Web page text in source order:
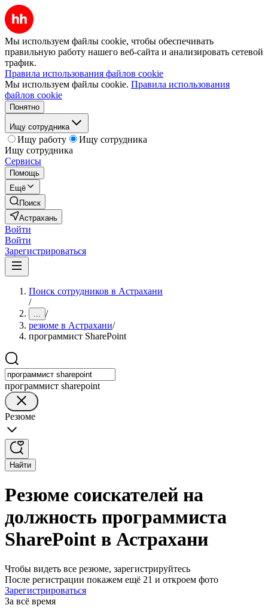
Мы используем файлы cookie, чтобы обеспечивать
правильную работу нашего веб-сайта и анализировать сетевой
трафик.
Правила использования файлов cookie
Мы используем файлы cookie. Правила использования
файлов cookie
Понятно
Ищу сотрудника
Ищу работу
Ищу сотрудника
Ищу сотрудника
Сервисы
Помощь
Ещё
Поиск
Астрахань
Войти
Войти
Зарегистрироваться
Поиск сотрудников в Астрахани
/
... /
резюме в Астрахани/
программист SharePoint
программист sharepoint
Резюме
Найти
Резюме соискателей на
должность программиста
SharePoint в Астрахани
Чтобы видеть все резюме, зарегистрируйтесь
После регистрации покажем ещё 21 и откроем фото
Зарегистрироваться
За всё время